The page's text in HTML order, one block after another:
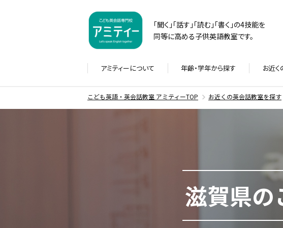
「聞く」「話す」「読む」「書く」の4技能を
同等に高める子供英語教室です。
アミティーについて 年齢・学年から探す お近
こども英語・英会話教室 アミティーTOP お近くの英会話教室を探す
滋賀県の